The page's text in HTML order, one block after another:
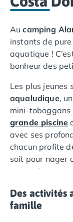
Camping Vias-
Camping
Camping
Camping
Camping Le
Camping
Camping
Camping
Camping
Camping
Camping Midi-
Camping
Camping
Camping Gers
Aucamping
instants de
aquatique !
bonheur des
Les plus jeunes
aqualudique,
mini-toboggans
grande piscine
avec ses
chacun profite
soit pour nager
moments, un
Des activités
famille